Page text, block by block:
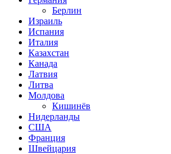
Берлин
Израиль
Испания
Италия
Казахстан
Канада
Латвия
Литва
Молдова
Кишинёв
Нидерланды
США
Франция
Швейцария